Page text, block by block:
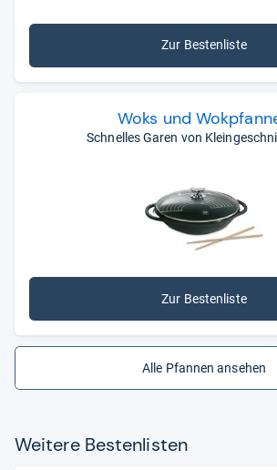
Zur Bestenliste
Woks und
Schnelles Garen von
Zur Bestenliste
Alle Pfannen ansehen
Wei­tere Bes­ten­lis­ten